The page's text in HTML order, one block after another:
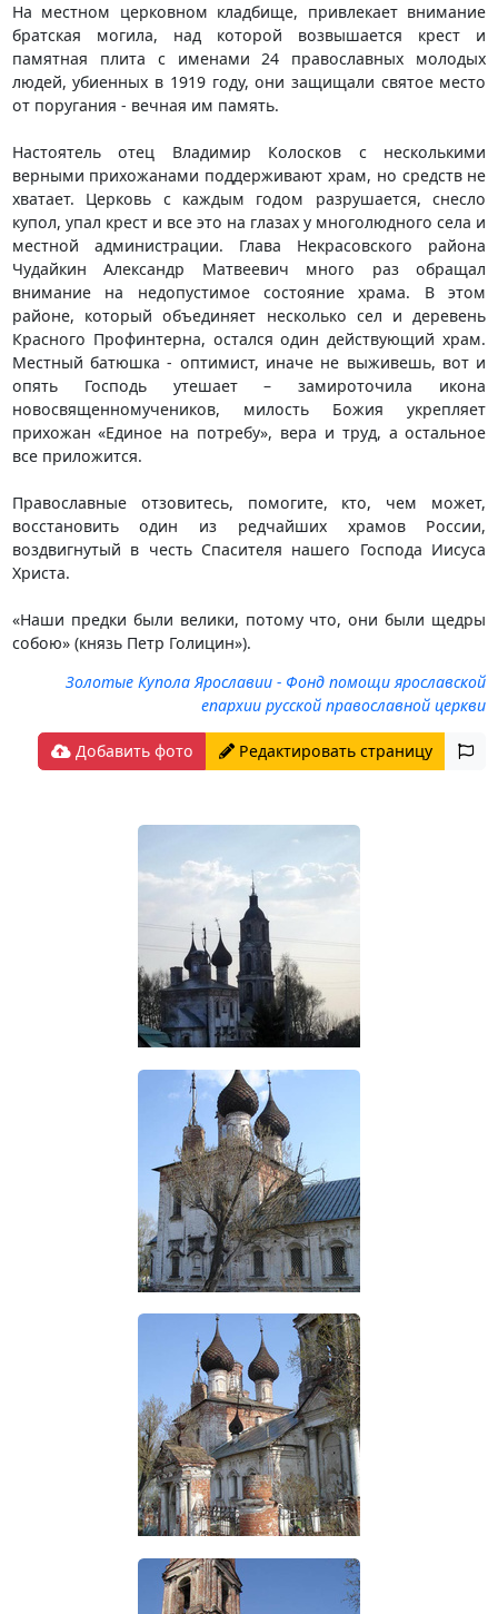
На местном церковном кладбище, привлекает внимание
братская могила, над которой возвышается крест и
памятная плита с именами 24 православных молодых
людей, убиенных в 1919 году, они защищали святое место
от поругания - вечная им память.
Настоятель отец Владимир Колосков с несколькими
верными прихожанами поддерживают храм, но средств не
хватает. Церковь с каждым годом разрушается, снесло
купол, упал крест и все это на глазах у многолюдного села и
местной администрации. Глава Некрасовского района
Чудайкин Александр Матвеевич много раз обращал
внимание на недопустимое состояние храма. В этом
районе, который объединяет несколько сел и деревень
Красного Профинтерна, остался один действующий храм.
Местный батюшка - оптимист, иначе не выживешь, вот и
опять Господь утешает – замироточила икона
новосвященномучеников, милость Божия укрепляет
прихожан «Единое на потребу», вера и труд, а остальное
все приложится.
Православные отзовитесь, помогите, кто, чем может,
восстановить один из редчайших храмов России,
воздвигнутый в честь Спасителя нашего Господа Иисуса
Христа.
«Наши предки были велики, потому что, они были щедры
собою» (князь Петр Голицин»).
Золотые Купола Ярославии - Фонд помощи ярославской
епархии русской православной церкви
Добавить фото Редактировать страницу